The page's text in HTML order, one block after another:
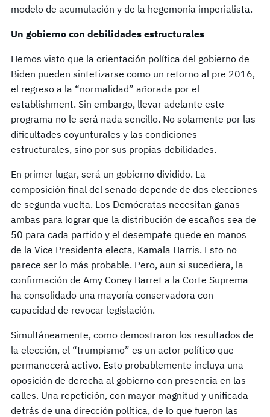
modelo de acumulación y de la hegemonía imperialista.
Un gobierno con debilidades estructurales
Hemos visto que la orientación política del gobierno de
Biden pueden sintetizarse como un retorno al pre 2016,
el regreso a la “normalidad” añorada por el
establishment. Sin embargo, llevar adelante este
programa no le será nada sencillo. No solamente por las
dificultades coyunturales y las condiciones
estructurales, sino por sus propias debilidades.
En primer lugar, será un gobierno dividido. La
composición final del senado depende de dos elecciones
de segunda vuelta. Los Demócratas necesitan ganas
ambas para lograr que la distribución de escaños sea de
50 para cada partido y el desempate quede en manos
de la Vice Presidenta electa, Kamala Harris. Esto no
parece ser lo más probable. Pero, aun si sucediera, la
confirmación de Amy Coney Barret a la Corte Suprema
ha consolidado una mayoría conservadora con
capacidad de revocar legislación.
Simultáneamente, como demostraron los resultados de
la elección, el “trumpismo” es un actor político que
permanecerá activo. Esto probablemente incluya una
oposición de derecha al gobierno con presencia en las
calles. Una repetición, con mayor magnitud y unificada
detrás de una dirección política, de lo que fueron las